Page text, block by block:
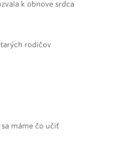
k obnove srdca
rodičov
máme čo učiť